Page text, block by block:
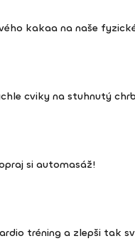
kakaa na naše
cviky na stuhnutý
si automasáž!
tréning a zlepši tak